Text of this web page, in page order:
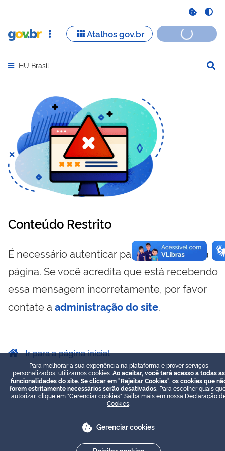
Abrir menu principal de navegação
HU Brasil
Conteúdo Restrito
É necessário autenticar para visualizar essa
página. Se você acredita que está recebendo
essa mensagem incorretamente, por favor
contate a administração do site.
Ir para a página inicial
Para melhorar a sua experiência na plataforma e prover serviços
personalizados, utilizamos cookies. Ao aceitar, você terá acesso a todas as
funcionalidades do site. Se clicar em "Rejeitar Cookies", os cookies que
forem estritamente necessários serão desativados. Para escolher quais
autorizar, clique em "Gerenciar cookies". Saiba mais em nossa Declaração
Cookies
Gerenciar cookies